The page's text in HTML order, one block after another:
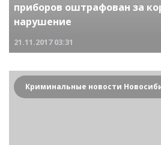
приборов оштрафован за
нарушение
21.11.2017 03:31